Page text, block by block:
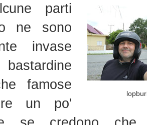
parti
ne sono
invase
famose
un po'